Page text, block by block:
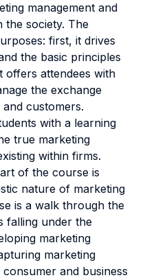
management and
the society. The
first, it drives
the basic principles
offers attendees with
the exchange
customers.
with a learning
true marketing
within firms.
of the course is
nature of marketing
is a walk through the
falling under the
marketing
marketing
and business